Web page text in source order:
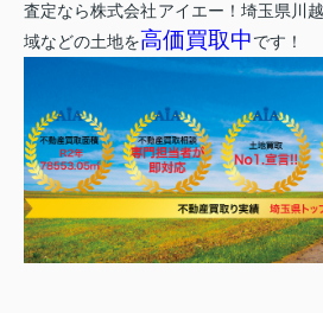
査定なら株式会社アイエー！埼玉県川
域などの土地を高価買取中です！